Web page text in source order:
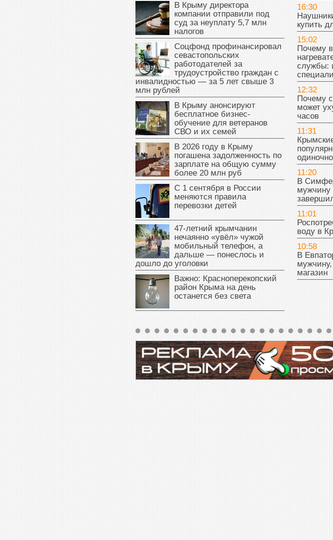
В Крыму директора
компании отправили под
суд за неуплату 5,7 млн
налогов
Соцфонд профинансировал
севастопольских
работодателей за
трудоустройство граждан с
инвалидностью — за 5 лет свыше 3
млн рублей
В Крыму анонсируют
бесплатное бизнес-
обучение для ветеранов
СВО и их семей
В 2026 году в Крыму
погашена задолженность по
зарплате на общую сумму
более 20 млн руб
С 1 сентября в России
меняются правила
перевозки детей
47‑летний крымчанин
нечаянно «увёл» чужой
мобильный телефон, а
дальше — понеслось и
дошло до уголовки
Важно: Красноперекопский
район Крыма на день
останется без света
16:30
купить
15:02
Почему
службы:
12:32
Почему
может
часов
11:31
11:20
В
мужчину
11:01
воду в
10:58
В
магазин